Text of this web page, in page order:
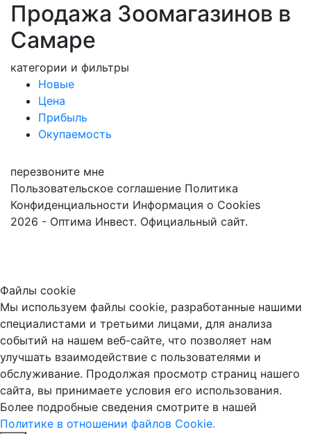
Продажа Зоомагазинов в
Самаре
категории и фильтры
Новые
Цена
Прибыль
Окупаемость
перезвоните мне
Пользовательское соглашение Политика
Конфиденциальности Информация о Cookies
2026 - Оптима Инвест. Официальный сайт.
Файлы cookie
Мы используем файлы cookie, разработанные нашими
специалистами и третьими лицами, для анализа
событий на нашем веб-сайте, что позволяет нам
улучшать взаимодействие с пользователями и
обслуживание. Продолжая просмотр страниц нашего
сайта, вы принимаете условия его использования.
Более подробные сведения смотрите в нашей
Политике в отношении файлов Cookie.